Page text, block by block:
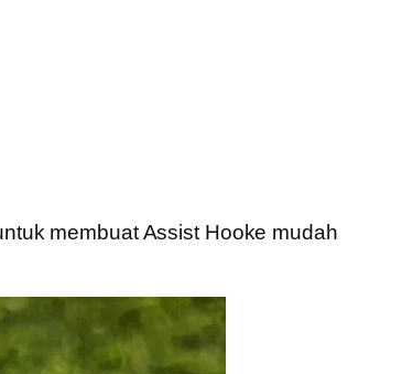
membuat Assist Hooke mudah